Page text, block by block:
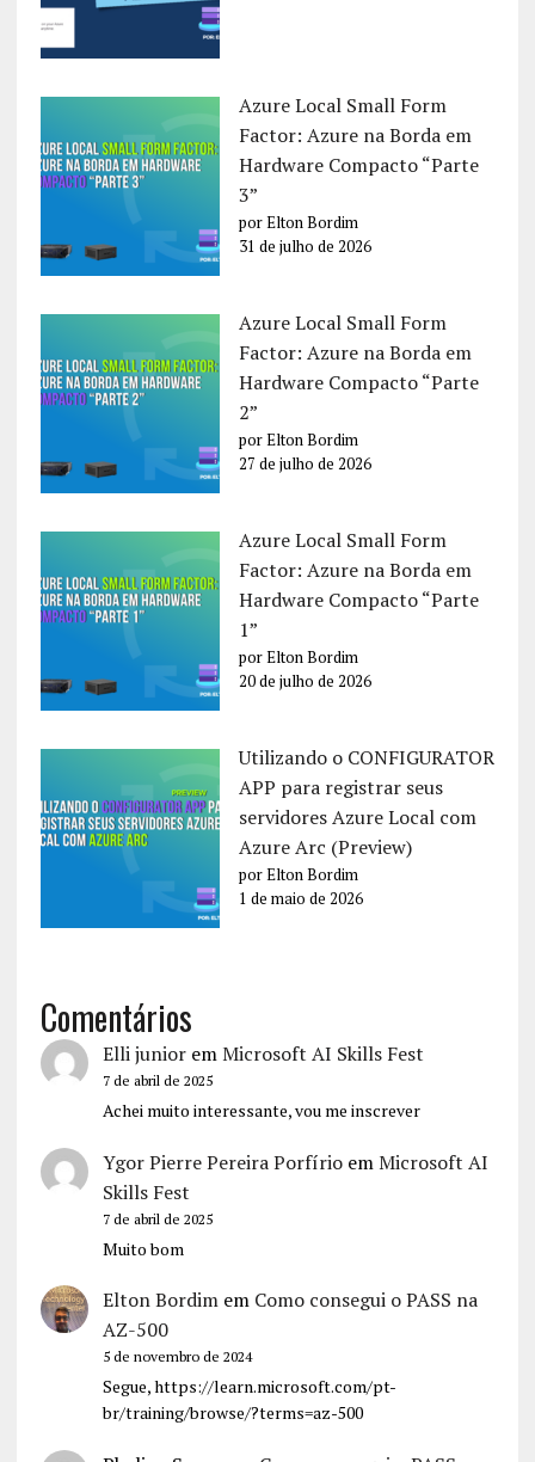
Azure Local Small Form
Factor: Azure na Borda em
Hardware Compacto “Parte
3”
por Elton Bordim
31 de julho de 2026
Azure Local Small Form
Factor: Azure na Borda em
Hardware Compacto “Parte
2”
por Elton Bordim
27 de julho de 2026
Azure Local Small Form
Factor: Azure na Borda em
Hardware Compacto “Parte
1”
por Elton Bordim
20 de julho de 2026
Utilizando o CONFIGURATOR
APP para registrar seus
servidores Azure Local com
Azure Arc (Preview)
por Elton Bordim
1 de maio de 2026
Comentários
Elli junioremMicrosoft AI Skills Fest
7 de abril de 2025
Achei muito interessante, vou me inscrever
Ygor Pierre Pereira PorfírioemMicrosoft AI
Skills Fest
7 de abril de 2025
Muito bom
Elton Bordimem Como consegui o PASS na
AZ-500
5 de novembro de 2024
Segue, https://learn.microsoft.com/pt-
br/training/browse/?terms=az-500